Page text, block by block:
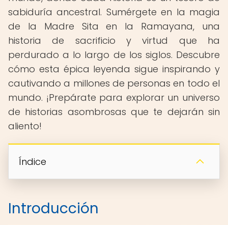
sabiduría ancestral. Sumérgete en la magia
de la Madre Sita en la Ramayana, una
historia de sacrificio y virtud que ha
perdurado a lo largo de los siglos. Descubre
cómo esta épica leyenda sigue inspirando y
cautivando a millones de personas en todo el
mundo. ¡Prepárate para explorar un universo
de historias asombrosas que te dejarán sin
aliento!
Índice
Introducción